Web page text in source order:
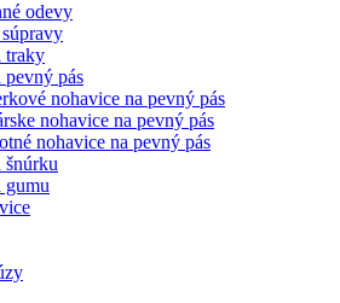
odevy
traky
pevný pás
nohavice na pevný pás
nohavice na pevný pás
nohavice na pevný pás
šnúrku
gumu